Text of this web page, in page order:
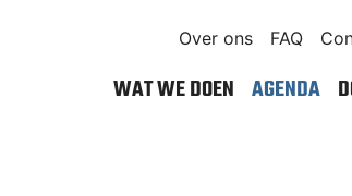
Over ons
FAQ
WAT WE DOEN AGENDA